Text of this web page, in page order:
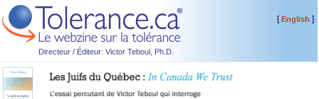
Directeur / Éditeur: Victor Teboul, Ph.D.
[English ]